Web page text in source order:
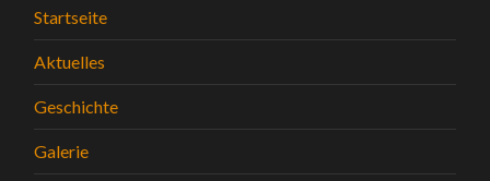
Startseite
Aktuelles
Geschichte
Galerie